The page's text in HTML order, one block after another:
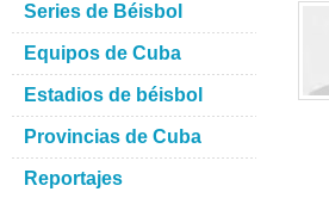
Series de Béisbol
Equipos de Cuba
Estadios de béisbol
Provincias de Cuba
Reportajes